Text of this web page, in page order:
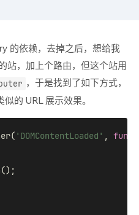
的依赖，去掉之后，想给我
站，加上个路由，但这个站用
，于是找到了如下方式，
的 URL 展示效果。
'DOMContentLoaded'